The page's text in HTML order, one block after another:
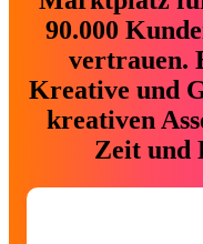
90.000
vertrauen.
Kreative und
kreativen
Zeit und